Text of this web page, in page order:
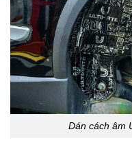
Dán cách âm